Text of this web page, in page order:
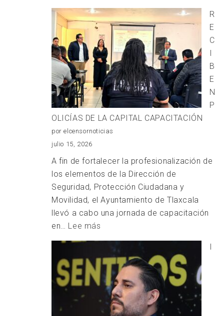
SEIS
CENTROS
DE
ACOPIO
“UNIDOS
PARA
AYUDAR”
EN
APOYO
A
VENEZUELA
R
E
C
I
B
E
N
P
OLICÍAS DE LA CAPITAL CAPACITACIÓN
por elcensornoticias
julio 15, 2026
A fin de fortalecer la profesionalización de
los elementos de la Dirección de
Seguridad, Protección Ciudadana y
Movilidad, el Ayuntamiento de Tlaxcala
llevó a cabo una jornada de capacitación
en… Lee más
RECIBEN
POLICÍAS
DE
LA
CAPITAL
CAPACITACIÓN
I